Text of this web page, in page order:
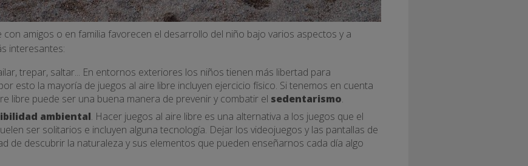
con amigos o en familia favorecen el desarrollo del niño bajo varios aspectos y a
interesantes:
trepar, saltar... En entornos exteriores los niños tienen más libertad para
esto la mayoría de juegos al aire libre incluyen ejercicio físico. Si tenemos en cuenta
libre puede ser una buena manera de prevenir y combatir el sedentarismo.
ambiental. Hacer juegos al aire libre es una alternativa a los juegos que el
ser solitarios e incluyen alguna tecnología. Dejar los videojuegos y las pantallas de
de descubrir la naturaleza y sus elementos que pueden enseñarnos cada día algo